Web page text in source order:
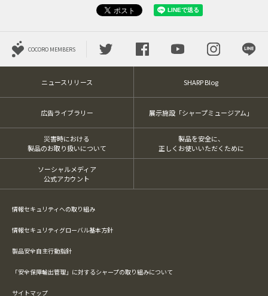
COCORO MEMBERS
ニュースリリース SHARP Blog
広告ライブラリー 展示施設「シャープミュージアム」
災害時における
製品のお取り扱いについて
製品を安全に、
正しくお使いいただくために
ソーシャルメディア
公式アカウント
情報セキュリティへの取り組み
情報セキュリティグローバル基本方針
製品安全自主行動指針
「安全保障輸出管理」に対するシャープの取り組みについて
サイトマップ